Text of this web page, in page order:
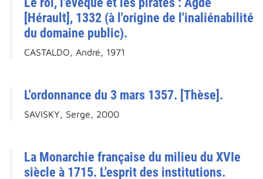
[Hérault], 1332 (à l'origine de l'inaliénabilité
du domaine public).
CASTALDO, André, 1971
L'ordonnance du 3 mars 1357. [Thèse].
SAVISKY, Serge, 2000
La Monarchie française du milieu du XVIe
siècle à 1715. L'esprit des institutions.